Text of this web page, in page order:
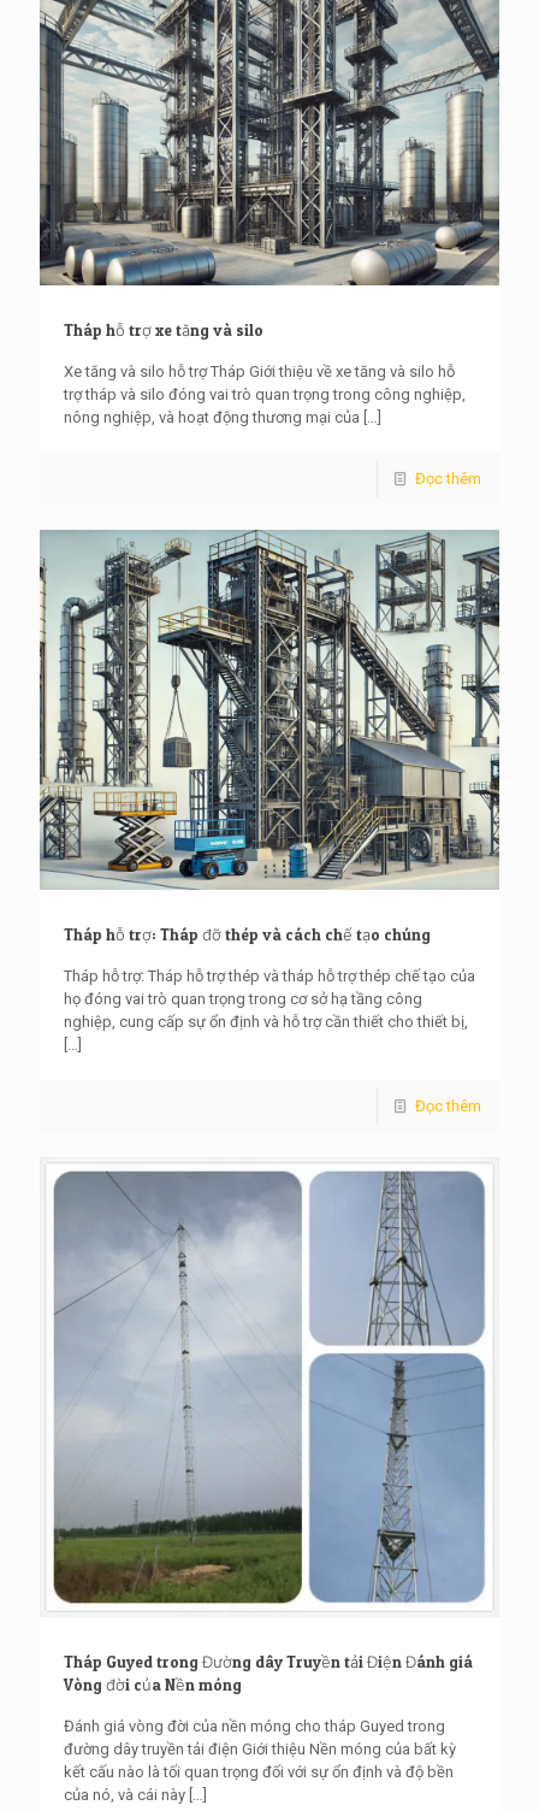
Tháp hỗ trợ xe tăng và silo
Xe tăng và silo hỗ trợ Tháp Giới thiệu về xe tăng và silo hỗ
trợ tháp và silo đóng vai trò quan trọng trong công nghiệp,
nông nghiệp, và hoạt động thương mại của […]
Đọc thêm
Tháp hỗ trợ: Tháp đỡ thép và cách chế tạo chúng
Tháp hỗ trợ: Tháp hỗ trợ thép và tháp hỗ trợ thép chế tạo của
họ đóng vai trò quan trọng trong cơ sở hạ tầng công
nghiệp, cung cấp sự ổn định và hỗ trợ cần thiết cho thiết bị,
Đọc thêm
Tháp Guyed trong Đường dây Truyền tải Điện Đánh giá
Vòng đời của Nền móng
Đánh giá vòng đời của nền móng cho tháp Guyed trong
đường dây truyền tải điện Giới thiệu Nền móng của bất kỳ
kết cấu nào là tối quan trọng đối với sự ổn định và độ bền
của nó, và cái này